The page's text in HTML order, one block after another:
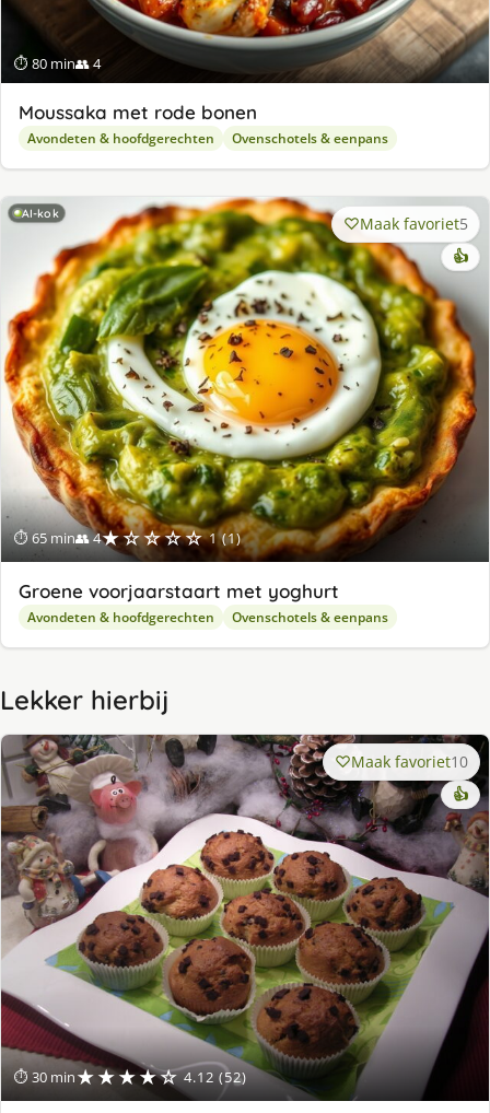
⏱ 80 min👥 4
Moussaka met rode bonen
Avondeten & hoofdgerechten Ovenschotels & eenpans
AI-kok
⏱ 65 min👥 4★☆☆☆☆ 1 (1)
Maak favoriet5
👍
Groene voorjaarstaart met yoghurt
Avondeten & hoofdgerechten Ovenschotels & eenpans
Lekker hierbij
⏱ 30 min★★★★☆ 4.12 (52)
Maak favoriet10
👍